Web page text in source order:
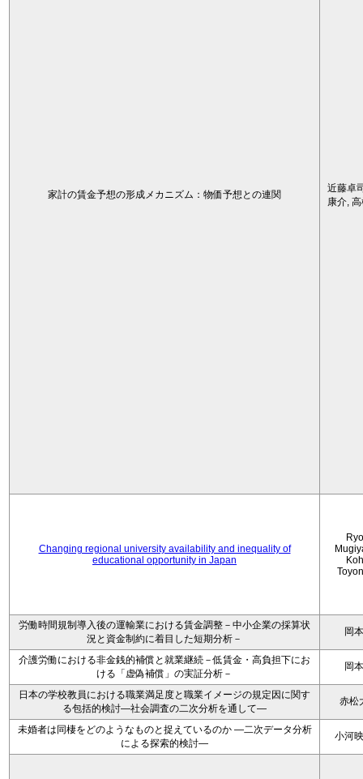
家計の賃金予想の形成メカニズム：物価予想との連関
近藤卓
康介,
Changing regional university availability and inequality of
educational opportunity in Japan
労働時間規制導入後の運輸業における賃金調整－中小企業の採算状
況と資金制約に着目した短期分析－
岡
介護労働における非金銭的補償と就業継続－低賃金・高負担下にお
ける「虚偽補償」の実証分析－
岡
日本の学校教員における職業満足度と職業イメージの規定因に関す
る包括的検討―社会調査の二次分析を通して―
赤松
未婚者は同棲をどのようなものと捉えているのか —二次データ分析
による探索的検討—
小河